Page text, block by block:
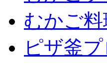
むかご
ピザ釜